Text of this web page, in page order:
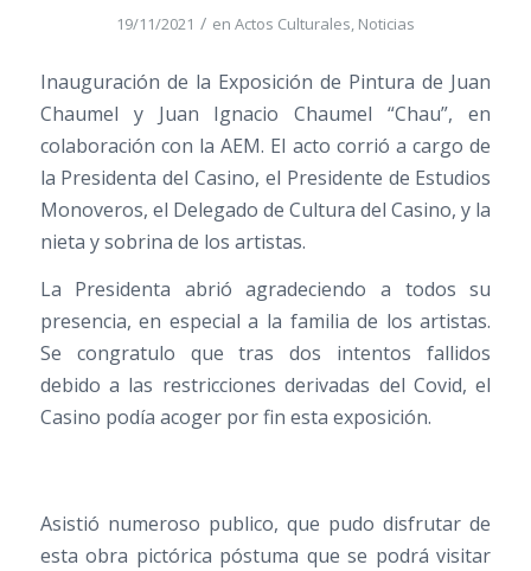
19/11/2021 / en Actos Culturales, Noticias
Inauguración de la Exposición de Pintura de Juan
Chaumel y Juan Ignacio Chaumel “Chau”, en
colaboración con la AEM. El acto corrió a cargo de
la Presidenta del Casino, el Presidente de Estudios
Monoveros, el Delegado de Cultura del Casino, y la
nieta y sobrina de los artistas.
La Presidenta abrió agradeciendo a todos su
presencia, en especial a la familia de los artistas.
Se congratulo que tras dos intentos fallidos
debido a las restricciones derivadas del Covid, el
Casino podía acoger por fin esta exposición.
Asistió numeroso publico, que pudo disfrutar de
esta obra pictórica póstuma que se podrá visitar